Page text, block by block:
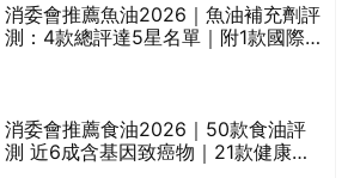
消委會推薦魚油2026｜魚油補充劑評
測：4款總評達5星名單｜附1款國際
消委會推薦食油2026｜50款食油評
測 近6成含基因致癌物｜21款健康煮